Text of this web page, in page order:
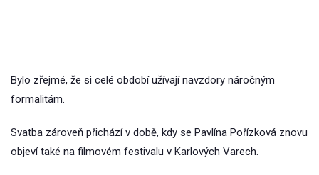
Bylo zřejmé, že si celé období užívají navzdory náročným
formalitám.
Svatba zároveň přichází v době, kdy se Pavlína Pořízková znovu
objeví také na filmovém festivalu v Karlových Varech.